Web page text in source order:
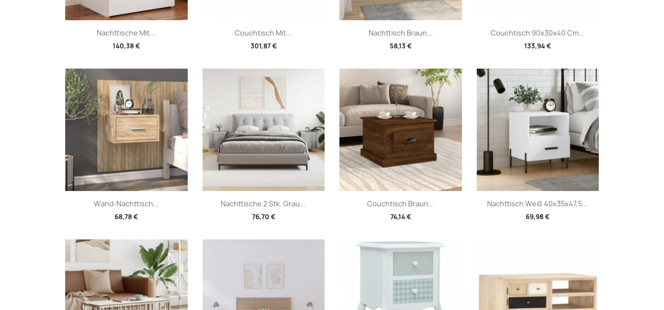
Nachttische Mit...
140,38 €
Vorschau Couchtisch Mit...
301,87 €
Vorschau Nachttisch Braun...
58,13 €
Vorschau Couchtisch 90x30x40 Cm...
133,94 €
Vorschau
Wand-Nachttisch...
68,78 €
Vorschau Nachttische 2 Stk. Grau...
76,70 €
Vorschau Couchtisch Braun...
74,14 €
Vorschau Nachttisch Weiß 40x35x47,5...
69,98 €
Vorschau